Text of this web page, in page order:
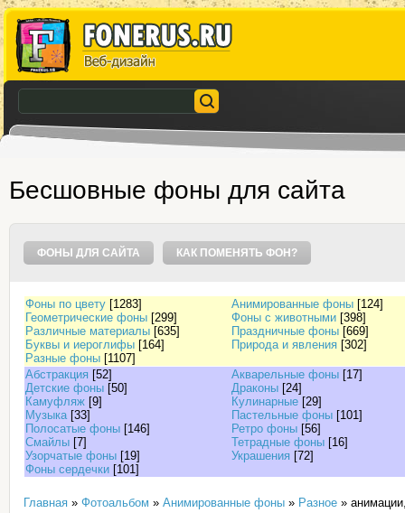
Бесшовные фоны для сайта
ФОНЫ ДЛЯ САЙТА КАК ПОМЕНЯТЬ ФОН?
Фоны по цвету [1283] Анимированные фоны [124]
Геометрические фоны [299] Фоны с животными [398]
Различные материалы [635] Праздничные фоны [669]
Буквы и иероглифы [164] Природа и явления [302]
Разные фоны [1107]
Абстракция [52] Акварельные фоны [17]
Детские фоны [50] Драконы [24]
Камуфляж [9] Кулинарные [29]
Музыка [33] Пастельные фоны [101]
Полосатые фоны [146] Ретро фоны [56]
Смайлы [7] Тетрадные фоны [16]
Узорчатые фоны [19] Украшения [72]
Фоны сердечки [101]
Главная » Фотоальбом » Анимированные фоны » Разное »